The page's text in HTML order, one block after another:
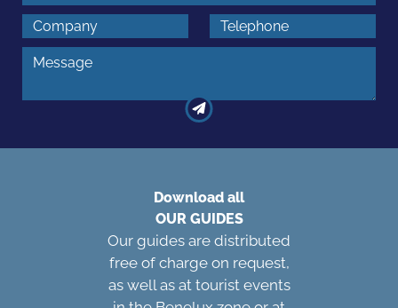
Download all
OUR GUIDES
Our guides are distributed
free of charge on request,
as well as at tourist events